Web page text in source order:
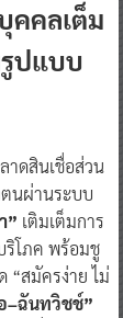
คคลเต็ม
ปแบบ
าดสินเชื่อส่วน
นผ่านระบบ
” เติมเต็มการ
ริโภค พร้อมชู
“สมัครง่าย ไม่
–ฉันทวิชช์”